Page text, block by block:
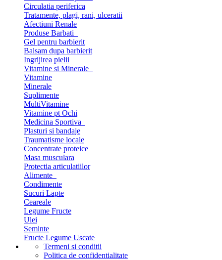
Circulatia periferica
Tratamente, plagi, rani, ulceratii
Afectiuni Renale
Produse Barbati
Gel pentru barbierit
Balsam dupa barbierit
Ingrijirea pielii
Vitamine si Minerale
Vitamine
Minerale
Suplimente
MultiVitamine
Vitamine pt Ochi
Medicina Sportiva
Plasturi si bandaje
Traumatisme locale
Concentrate proteice
Masa musculara
Protectia articulatiilor
Alimente
Condimente
Sucuri Lapte
Ceareale
Legume Fructe
Ulei
Seminte
Fructe Legume Uscate
Termeni si conditii
Politica de confidentialitate